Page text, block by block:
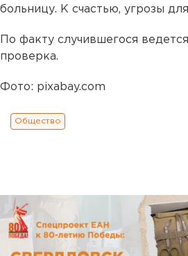
больницу. К счастью, угрозы
По факту случившегося
проверка.
Фото: pixabay.com
Общество